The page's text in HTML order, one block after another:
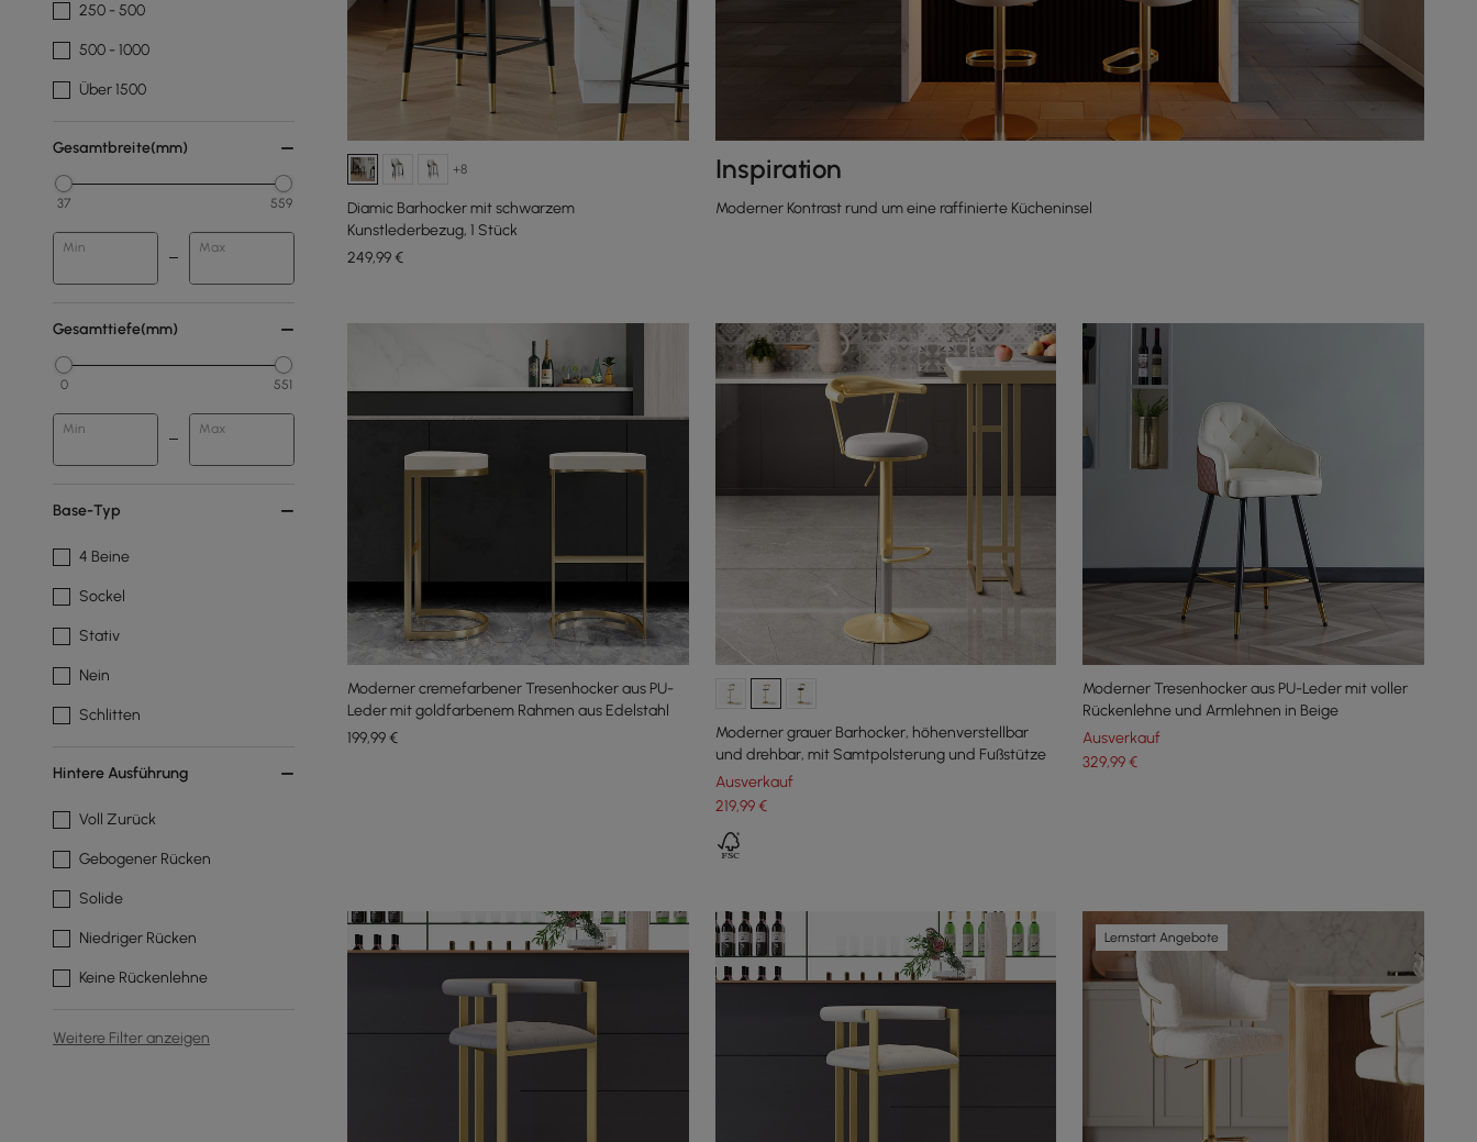
250 - 500
500 - 1000
Über 1500
Gesamtbreite(mm)
37 559
Min Max
Gesamttiefe(mm)
0 551
Min Max
Base-Typ
4 Beine
Sockel
Stativ
Nein
Schlitten
Hintere Ausführung
Voll Zurück
Gebogener Rücken
Solide
Niedriger Rücken
Keine Rückenlehne
Weitere Filter anzeigen
+8
Diamic Barhocker mit schwarzem
Kunstlederbezug, 1 Stück
249,99€
Inspiration
Moderner Kontrast rund um eine raffinierte Kücheninsel
Moderner cremefarbener Tresenhocker aus PU-
Leder mit goldfarbenem Rahmen aus Edelstahl
199,99€
Moderner grauer Barhocker, höhenverstellbar
und drehbar, mit Samtpolsterung und Fußstütze
Ausverkauf
219,99€
Moderner Tresenhocker aus PU-Leder mit voller
Rückenlehne und Armlehnen in Beige
Ausverkauf
329,99€
Lernstart Angebote